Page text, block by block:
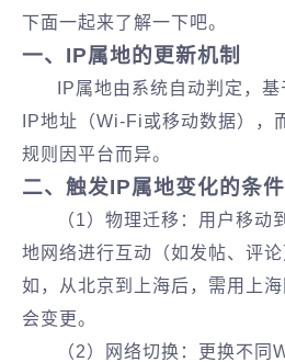
下面一起来了解一下吧。
一、IP属地的更新机制‌
IP属地由系统自动判定，
IP地址‌（Wi-Fi或移动数据），
规则因平台而异。
二、触发IP属地变化的条件‌
（1）物理迁移‌：用户移动
地网络进行互动（如发帖、评
如，从北京到上海后，需用上
会变更。
（2）网络切换‌：更换不